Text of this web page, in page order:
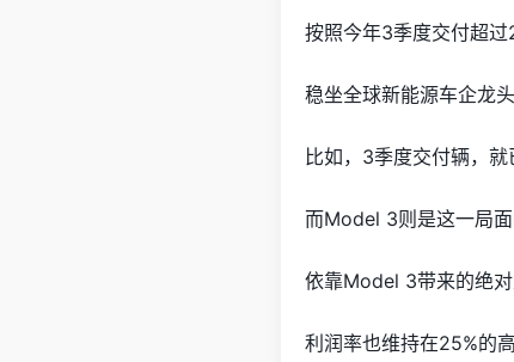
按照今年3季度交付超过
稳坐全球新能源车企龙
比如，3季度交付辆，
而Model 3则是这一局面
依靠Model 3带来的绝
利润率也维持在25%的高